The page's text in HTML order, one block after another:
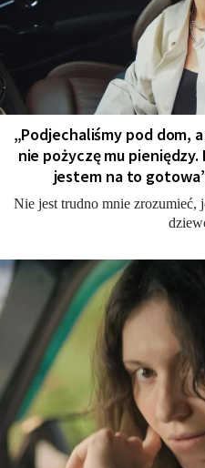
„Podjechaliśmy pod dom,
nie pożyczę mu pieniędzy.
jestem na to
Nie jest trudno mnie zrozumieć,